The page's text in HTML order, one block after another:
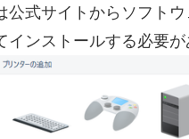
公式サイトからソフト
インストールする必要が